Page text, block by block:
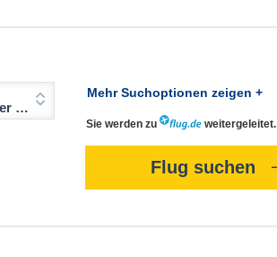
Mehr Suchoptionen zeigen +
Sie werden zu weitergeleitet.
Flug suchen